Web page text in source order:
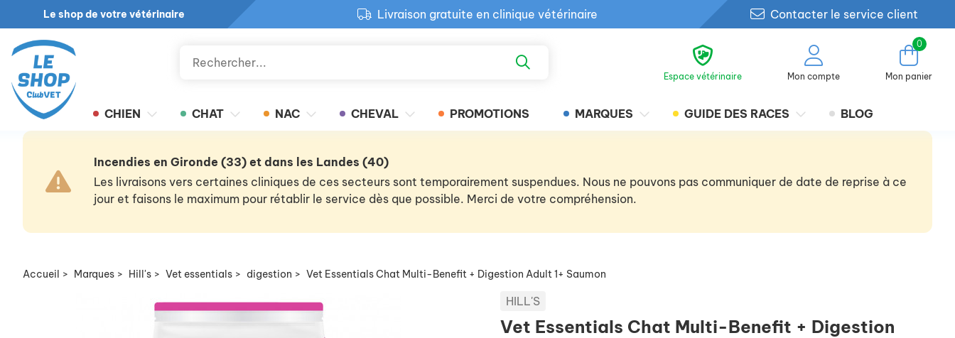
Le shop de votre vétérinaire
Livraison gratuite en clinique vétérinaire
Retour produit gratuit en clinique
Contacter le service client
Espace vétérinaire Mon compte
0
Mon panier
CHIEN CHAT NAC CHEVAL PROMOTIONS MARQUES GUIDE DES RACES BLOG
Incendies en Gironde (33) et dans les Landes (40)
Les livraisons vers certaines cliniques de ces secteurs sont temporairement suspendues. Nous ne pouvons pas communiquer de date de reprise à ce
jour et faisons le maximum pour rétablir le service dès que possible. Merci de votre compréhension.
Accueil > Marques > Hill's > Vet essentials > digestion > Vet Essentials Chat Multi-Benefit + Digestion Adult 1+ Saumon
HILL'S
Vet Essentials Chat Multi-Benefit + Digestion